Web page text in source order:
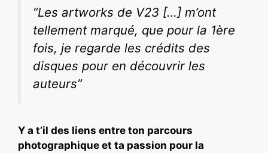
“Les artworks de V23 […] m’ont
tellement marqué, que pour la 1ère
fois, je regarde les crédits des
disques pour en découvrir les
auteurs”
Y a t’il des liens entre ton parcours
photographique et ta passion pour la